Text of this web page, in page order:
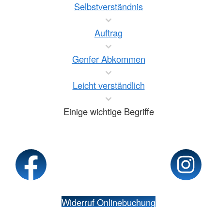
Selbstverständnis
Auftrag
Genfer Abkommen
Leicht verständlich
Einige wichtige Begriffe
Widerruf Onlinebuchung